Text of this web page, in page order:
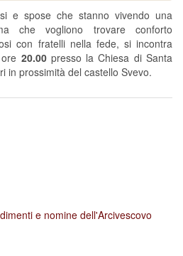
e spose che stanno vivendo una
che vogliono trovare conforto
con fratelli nella fede, si incontra
20.00presso la Chiesa di Santa
in prossimità del castello Svevo.
e nomine dell'Arcivescovo